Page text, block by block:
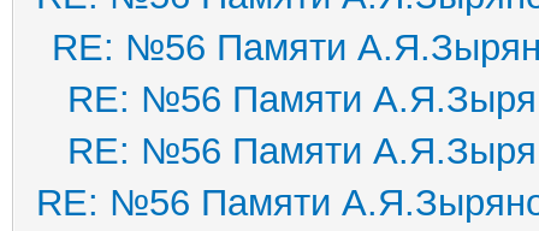
RE: №56 Памяти
RE: №56 Памяти
RE: №56 Памяти
RE: №56 Памяти